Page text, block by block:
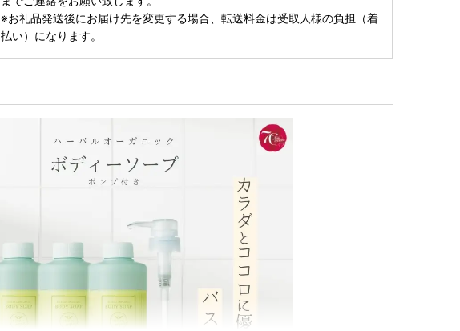
※お礼品発送後にお届け先を変更する場合、転送料金は受取人様の負担（着
払い）になります。